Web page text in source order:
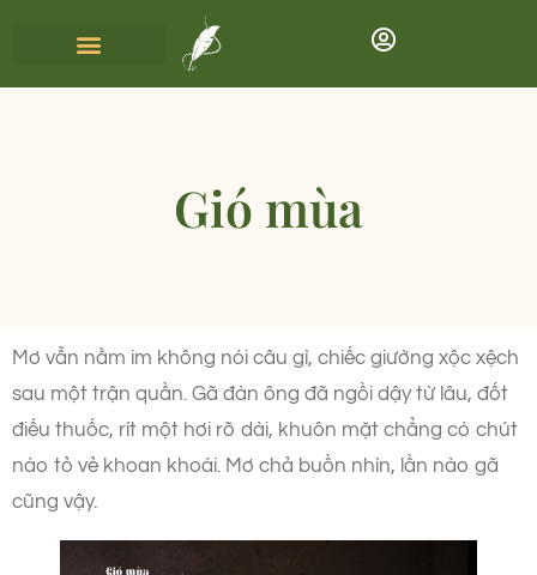
Gió mùa
Mơ vẫn nằm im không nói câu gì, chiếc giường xộc xệch
sau một trận quần. Gã đàn ông đã ngồi dậy từ lâu, đốt
điếu thuốc, rít một hơi rõ dài, khuôn mặt chẳng có chút
nào tỏ vẻ khoan khoái. Mơ chả buồn nhìn, lần nào gã
cũng vậy.